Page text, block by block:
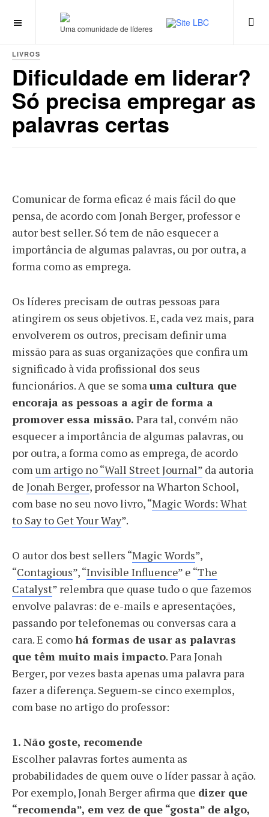
Uma comunidade de líderes
LIVROS
Dificuldade em liderar?
Só precisa empregar as
palavras certas
Comunicar de forma eficaz é mais fácil do que
pensa, de acordo com Jonah Berger, professor e
autor best seller. Só tem de não esquecer a
importância de algumas palavras, ou por outra, a
forma como as emprega.
Os líderes precisam de outras pessoas para
atingirem os seus objetivos. E, cada vez mais, para
envolverem os outros, precisam definir uma
missão para as suas organizações que confira um
significado à vida profissional dos seus
funcionários. A que se somauma cultura que
encoraja as pessoas a agir de forma a
promover essa missão. Para tal, convém não
esquecer a importância de algumas palavras, ou
por outra, a forma como as emprega, de acordo
comum artigo no “Wall Street Journal” da autoria
de Jonah Berger, professor na Wharton School,
com base no seu novo livro, “Magic Words: What
to Say to Get Your Way”.
O autor dos best sellers “Magic Words”,
“Contagious”, “Invisible Influence” e “The
Catalyst” relembra que quase tudo o que fazemos
envolve palavras: de e-mails e apresentações,
passando por telefonemas ou conversas cara a
cara. E comohá formas de usar as palavras
que têm muito mais impacto. Para Jonah
Berger, por vezes basta apenas uma palavra para
fazer a diferença. Seguem-se cinco exemplos,
com base no artigo do professor:
1. Não goste, recomende
Escolher palavras fortes aumenta as
probabilidades de quem ouve o líder passar à ação.
Por exemplo, Jonah Berger afirma que dizer que
“recomenda”, em vez de que “gosta” de algo,